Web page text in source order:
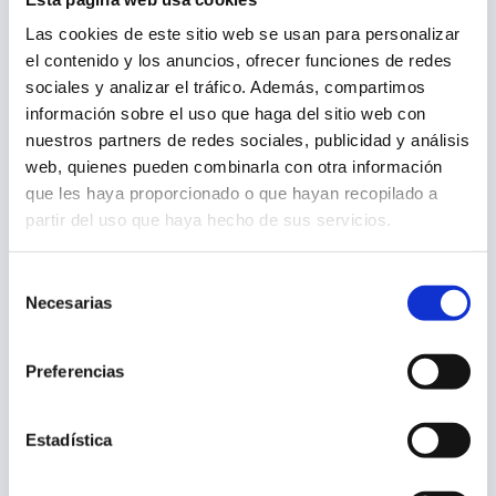
Las cookies de este sitio web se usan para personalizar
el contenido y los anuncios, ofrecer funciones de redes
sociales y analizar el tráfico. Además, compartimos
información sobre el uso que haga del sitio web con
nuestros partners de redes sociales, publicidad y análisis
web, quienes pueden combinarla con otra información
que les haya proporcionado o que hayan recopilado a
partir del uso que haya hecho de sus servicios.
Necesarias
Preferencias
Estadística
Programa del Curso
Tema 1 Introducción a la seguridad
alimentaria: Legislación a nivel nacional
y europeo.
Tema 2
alimentario.
Menciones obligatorias.
Título y salidas profesionales |
Curso Etiquetado de Alimentos
revisión de etiquetado de alimentos.